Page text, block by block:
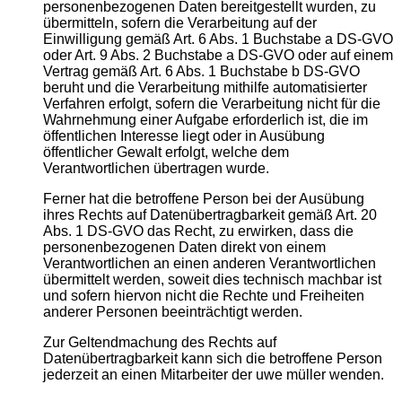
personenbezogenen Daten bereitgestellt wurden, zu
übermitteln, sofern die Verarbeitung auf der
Einwilligung gemäß Art. 6 Abs. 1 Buchstabe a DS-GVO
oder Art. 9 Abs. 2 Buchstabe a DS-GVO oder auf einem
Vertrag gemäß Art. 6 Abs. 1 Buchstabe b DS-GVO
beruht und die Verarbeitung mithilfe automatisierter
Verfahren erfolgt, sofern die Verarbeitung nicht für die
Wahrnehmung einer Aufgabe erforderlich ist, die im
öffentlichen Interesse liegt oder in Ausübung
öffentlicher Gewalt erfolgt, welche dem
Verantwortlichen übertragen wurde.
Ferner hat die betroffene Person bei der Ausübung
ihres Rechts auf Datenübertragbarkeit gemäß Art. 20
Abs. 1 DS-GVO das Recht, zu erwirken, dass die
personenbezogenen Daten direkt von einem
Verantwortlichen an einen anderen Verantwortlichen
übermittelt werden, soweit dies technisch machbar ist
und sofern hiervon nicht die Rechte und Freiheiten
anderer Personen beeinträchtigt werden.
Zur Geltendmachung des Rechts auf
Datenübertragbarkeit kann sich die betroffene Person
jederzeit an einen Mitarbeiter der uwe müller wenden.